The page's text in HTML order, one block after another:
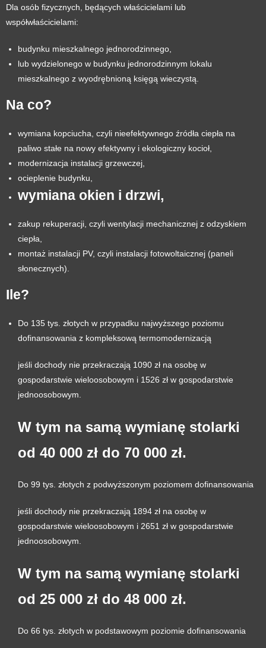
Dla osób fizycznych, będących właścicielami lub
współwłaścicielami:
budynku mieszkalnego jednorodzinnego,
lub wydzielonego w budynku jednorodzinnym lokalu
mieszkalnego z wyodrębnioną księgą wieczystą.
Na co?
wymiana kopciucha, czyli nieefektywnego źródła ciepła na
paliwo stałe na nowy efektywny i ekologiczny kocioł,
modernizacja instalacji grzewczej,
ocieplenie budynku,
wymiana okien i drzwi,
zakup rekuperacji, czyli wentylacji mechanicznej z odzyskiem
ciepła,
montaż instalacji PV, czyli instalacji fotowoltaicznej (paneli
słonecznych).
Ile?
Do 135 tys. złotych w przypadku najwyższego poziomu
dofinansowania z kompleksową termomodernizacją
jeśli dochody nie przekraczają 1090 zł na osobę w
gospodarstwie wieloosobowym i 1526 zł w gospodarstwie
jednoosobowym.
W tym na samą wymianę stolarki
od 40 000 zł do 70 000 zł.
Do 99 tys. złotych z podwyższonym poziomem dofinansowania
jeśli dochody nie przekraczają 1894 zł na osobę w
gospodarstwie wieloosobowym i 2651 zł w gospodarstwie
jednoosobowym.
W tym na samą wymianę stolarki
od 25 000 zł do 48 000 zł.
Do 66 tys. złotych w podstawowym poziomie dofinansowania